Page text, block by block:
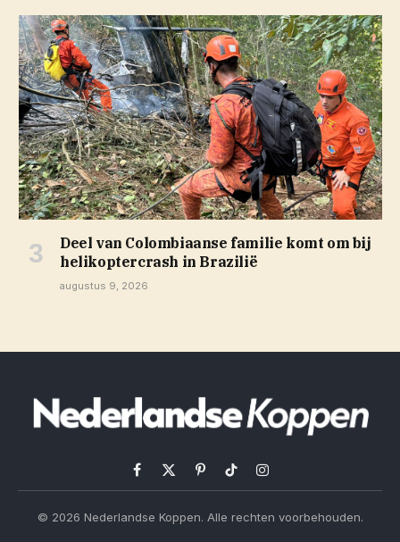
Deel van Colombiaanse familie komt om bij
helikoptercrash in Brazilië
augustus 9, 2026
Facebook
X
PinterestTikTokInstagram
© 2026 Nederlandse Koppen. Alle rechten voorbehouden.